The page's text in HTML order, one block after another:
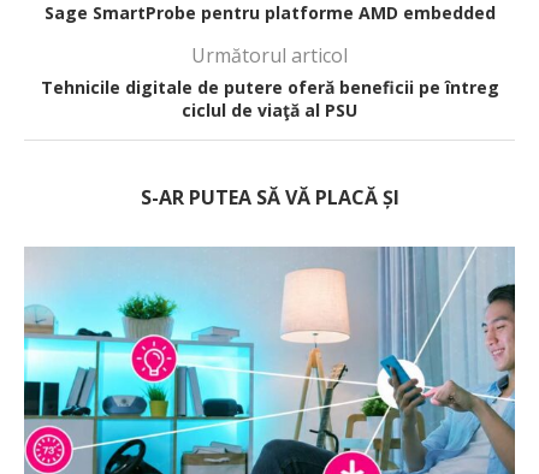
Sage SmartProbe pentru platforme AMD embedded
Următorul articol
Tehnicile digitale de putere oferă beneficii pe întreg
ciclul de viaţă al PSU
S-AR PUTEA SĂ VĂ PLACĂ ȘI